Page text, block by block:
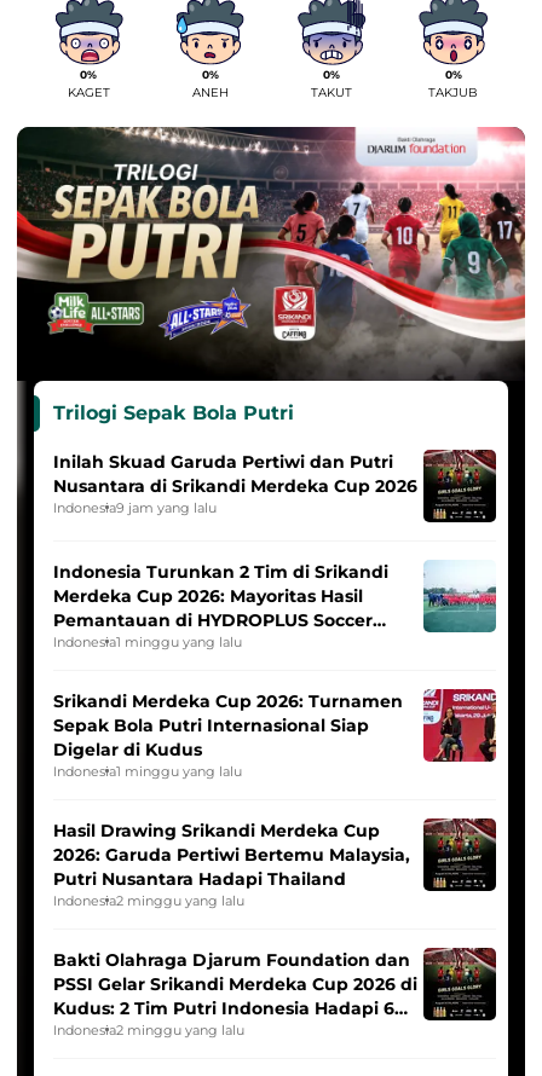
0%
KAGET
0%
ANEH
0%
TAKUT
0%
TAKJUB
Trilogi Sepak Bola Putri
Inilah Skuad Garuda Pertiwi dan Putri
Nusantara di Srikandi Merdeka Cup 2026
Indonesia9 jam yang lalu
Indonesia Turunkan 2 Tim di Srikandi
Merdeka Cup 2026: Mayoritas Hasil
Pemantauan di HYDROPLUS Soccer
League
Indonesia1 minggu yang lalu
Srikandi Merdeka Cup 2026: Turnamen
Sepak Bola Putri Internasional Siap
Digelar di Kudus
Indonesia1 minggu yang lalu
Hasil Drawing Srikandi Merdeka Cup
2026: Garuda Pertiwi Bertemu Malaysia,
Putri Nusantara Hadapi Thailand
Indonesia2 minggu yang lalu
Bakti Olahraga Djarum Foundation dan
PSSI Gelar Srikandi Merdeka Cup 2026 di
Kudus: 2 Tim Putri Indonesia Hadapi 6
Tim Asia
Indonesia2 minggu yang lalu